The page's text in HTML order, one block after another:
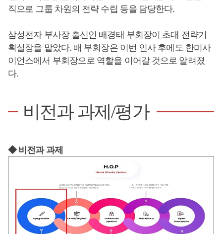
직으로 그룹 차원의 전략 수립 등을 담당한다.
삼성전자 부사장 출신인 배경태 부회장이 초대 전략기
획실장을 맡았다. 배 부회장은 이번 인사 후에도 한미사
이언스에서 부회장으로 역할을 이어갈 것으로 알려졌
다.
비전과 과제/평가
◆ 비전과 과제